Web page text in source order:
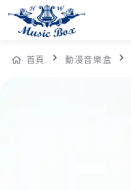
首頁 動漫音樂盒